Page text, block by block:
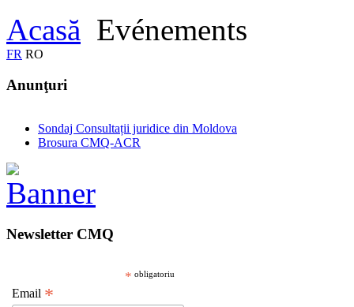
Acasă Evénements
FR RO
Anunţuri
Sondaj Consultații juridice din Moldova
Brosura CMQ-ACR
Newsletter CMQ
* obligatoriu
Email *